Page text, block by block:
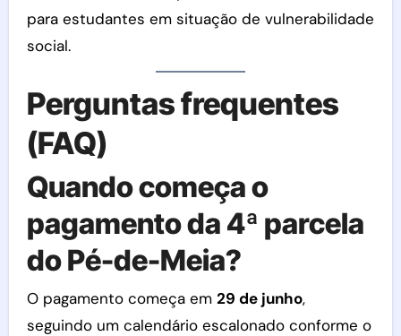
para estudantes em situação de vulnerabilidade
social.
Perguntas frequentes
(FAQ)
Quando começa o
pagamento da 4ª parcela
do Pé-de-Meia?
O pagamento começa em 29 de junho,
seguindo um calendário escalonado conforme o